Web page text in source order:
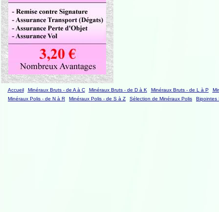
Accueil Minéraux Bruts - de A à C Minéraux Bruts - de D à K Minéraux Bruts - de L à P
Minéraux Polis - de N à R
Minéraux Polis - de S à Z Sélection de Minéraux Polis Bipointes